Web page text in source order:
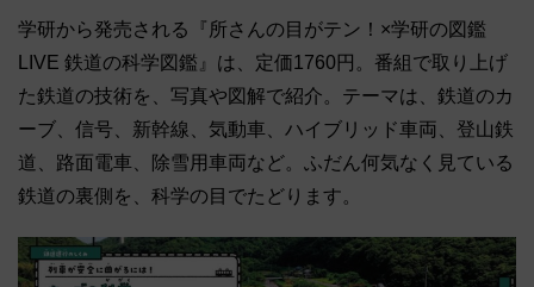
学研から発売される『所さんの目がテン！×学研の図鑑
LIVE 鉄道の科学図鑑』は、定価1760円。番組で取り上げ
た鉄道の技術を、写真や図解で紹介。テーマは、鉄道のカ
ーブ、信号、新幹線、気動車、ハイブリッド車両、登山鉄
道、路面電車、除雪用車両など。ふだん何気なく見ている
鉄道の裏側を、科学の目でたどります。